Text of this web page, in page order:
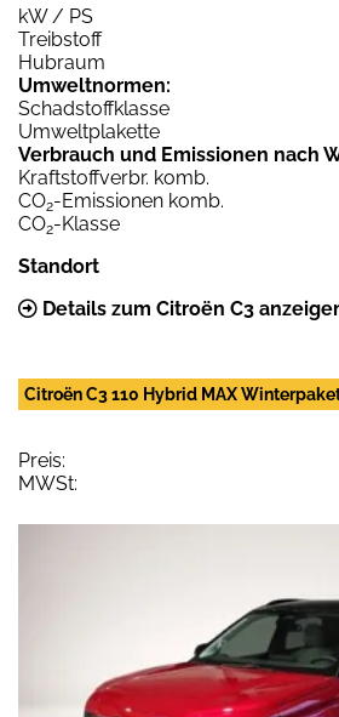
kW / PS
Treibstoff
Hubraum
Umweltnormen:
Schadstoffklasse
Umweltplakette
Verbrauch und Emissionen nach
Kraftstoffverbr. komb.
CO2-Emissionen komb.
CO2-Klasse
Standort
Details zum Citroën C3
Citroën C3 110 Hybrid MAX
Preis:
MWSt: